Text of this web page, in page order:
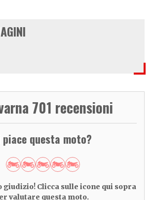
701 recensioni
piace questa moto?
giudizio! Clicca sulle icone qui sopra
valutare questa moto.